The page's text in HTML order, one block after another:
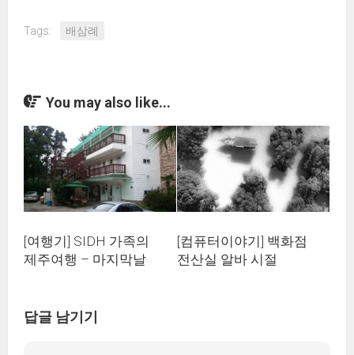
Tags: 배삼례
You may also like...
[여행기] SIDH 가족의
제주여행 – 마지막날
[컴퓨터이야기] 백화점
전산실 알바 시절
답글 남기기